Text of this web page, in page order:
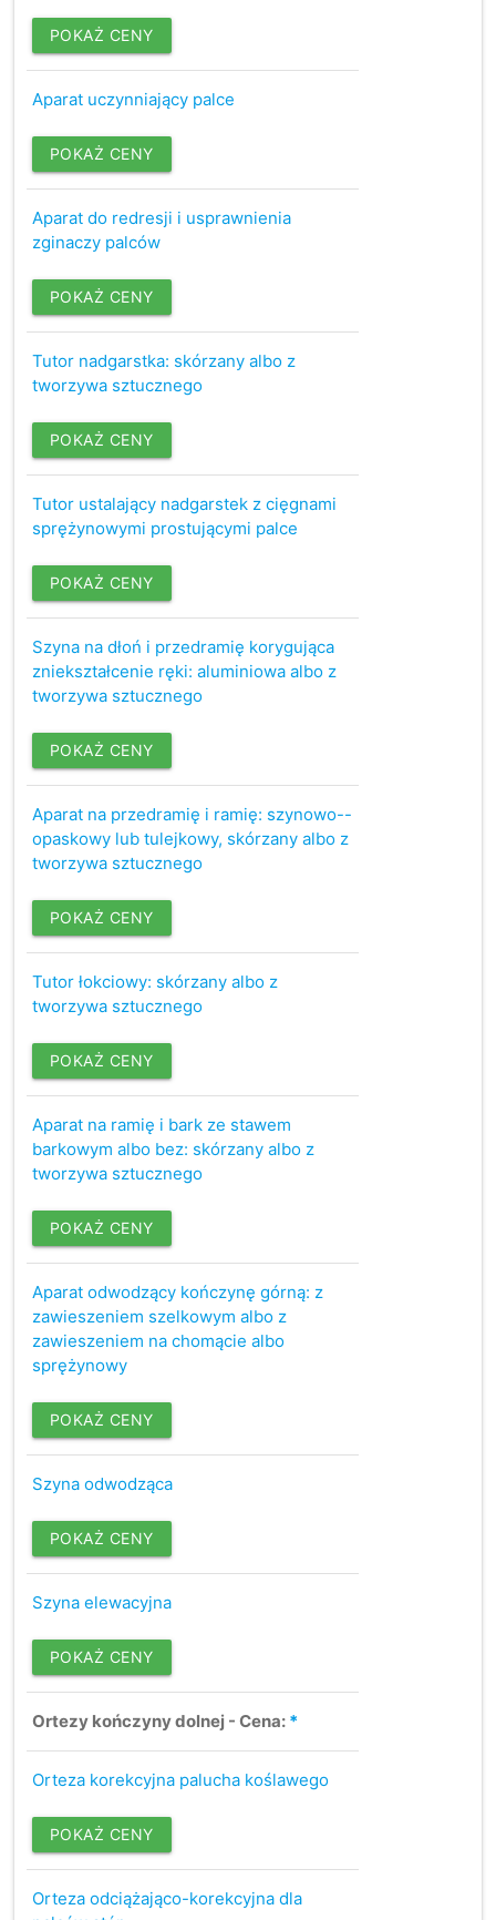
POKAŻ CENY
Aparat uczynniający palce
POKAŻ CENY
Aparat do redresji i usprawnienia
zginaczy palców
POKAŻ CENY
Tutor nadgarstka: skórzany albo z
tworzywa sztucznego
POKAŻ CENY
Tutor ustalający nadgarstek z cięgnami
sprężynowymi prostującymi palce
POKAŻ CENY
Szyna na dłoń i przedramię korygująca
zniekształcenie ręki: aluminiowa albo z
tworzywa sztucznego
POKAŻ CENY
Aparat na przedramię i ramię: szynowo--
opaskowy lub tulejkowy, skórzany albo z
tworzywa sztucznego
POKAŻ CENY
Tutor łokciowy: skórzany albo z
tworzywa sztucznego
POKAŻ CENY
Aparat na ramię i bark ze stawem
barkowym albo bez: skórzany albo z
tworzywa sztucznego
POKAŻ CENY
Aparat odwodzący kończynę górną: z
zawieszeniem szelkowym albo z
zawieszeniem na chomącie albo
sprężynowy
POKAŻ CENY
Szyna odwodząca
POKAŻ CENY
Szyna elewacyjna
POKAŻ CENY
Ortezy kończyny dolnej - Cena: *
Orteza korekcyjna palucha koślawego
POKAŻ CENY
Orteza odciążająco-korekcyjna dla